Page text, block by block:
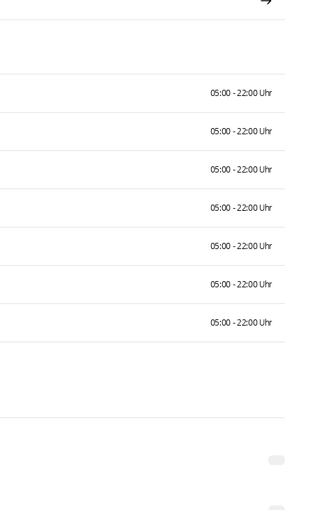
05:00 - 22:00 Uhr
05:00 - 22:00 Uhr
05:00 - 22:00 Uhr
05:00 - 22:00 Uhr
05:00 - 22:00 Uhr
05:00 - 22:00 Uhr
05:00 - 22:00 Uhr